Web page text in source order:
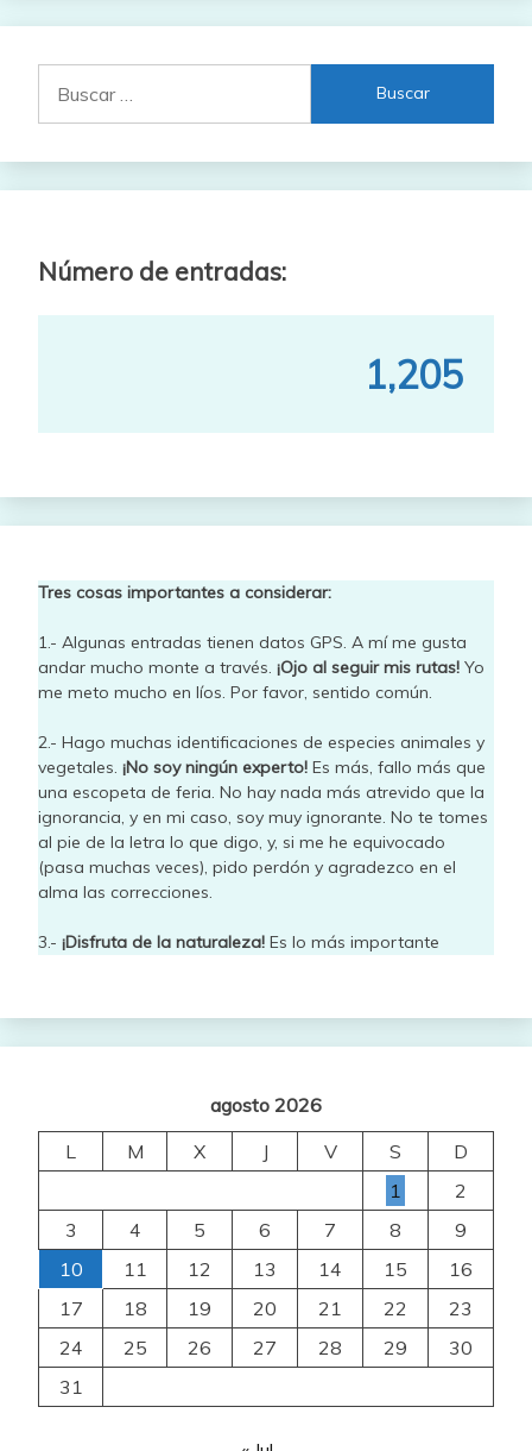
Número de entradas:
1,205
Tres cosas importantes a considerar:
1.- Algunas entradas tienen datos GPS. A mí me gusta
andar mucho monte a través. ¡Ojo al seguir mis rutas! Yo
me meto mucho en líos. Por favor, sentido común.
2.- Hago muchas identificaciones de especies animales y
vegetales. ¡No soy ningún experto! Es más, fallo más que
una escopeta de feria. No hay nada más atrevido que la
ignorancia, y en mi caso, soy muy ignorante. No te tomes
al pie de la letra lo que digo, y, si me he equivocado
(pasa muchas veces), pido perdón y agradezco en el
alma las correcciones.
3.- ¡Disfruta de la naturaleza! Es lo más importante
agosto 2026
L
M X J V S
D
1
2
3
4 5 6 7 8
9
10
11 12 13 14 15
16
17
18 19 20 21 22
23
24
25 26 27 28 29
30
31